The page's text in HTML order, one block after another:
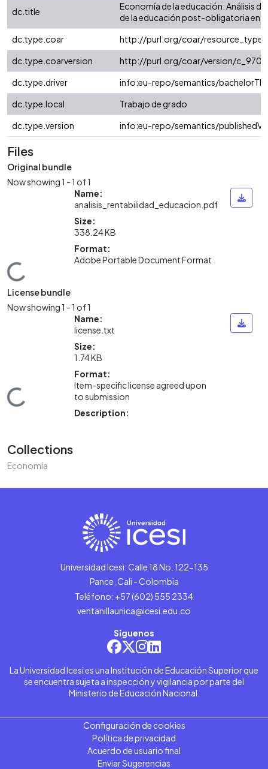
dc.title
Economía de la educación: Análisis
de la educación post-obligatoria en
dc.type.coar
http://purl.org/coar/resource_type/
dc.type.coarversion
http://purl.org/coar/version/
dc.type.driver
info:eu-repo/semantics/
dc.type.local
Trabajo de grado
dc.type.version
info:eu-repo/semantics/
Files
Original bundle
Now showing1 - 1 of 1
Loading...
Name:
analisis_rentabilidad_educacion.pdf
Size:
338.24 KB
Format:
Adobe Portable Document Format
License bundle
Now showing1 - 1 of 1
Loading...
Name:
license.txt
Size:
1.74 KB
Format:
Item-specific license agreed upon
to submission
Description:
Collections
Economía
Universidad Icesi: Calle 18 No. 122-135
Pance, Cali - Colombia
Teléfono: +57 (602) 555 2334
ventanillaunica@icesi.edu.co
Síguenos
La Universidad Icesi es una Institución de Educación Superior que
se encuentra sujeta a inspección y vigilancia por parte del
Ministerio de Educación Nacional.
Configuración de cookies
Política de privacidad
Acuerdo de usuario final
Enviar Sugerencias